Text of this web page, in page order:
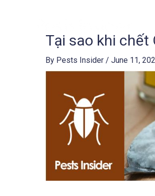
Tại sao khi chết
By Pests Insider / June 11,
Post